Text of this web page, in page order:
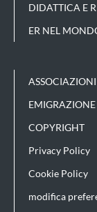
DIDATTICA E
ER NEL
ASSOCIAZIONI
COPYRIGHT
Privacy Policy
Cookie Policy
modifica